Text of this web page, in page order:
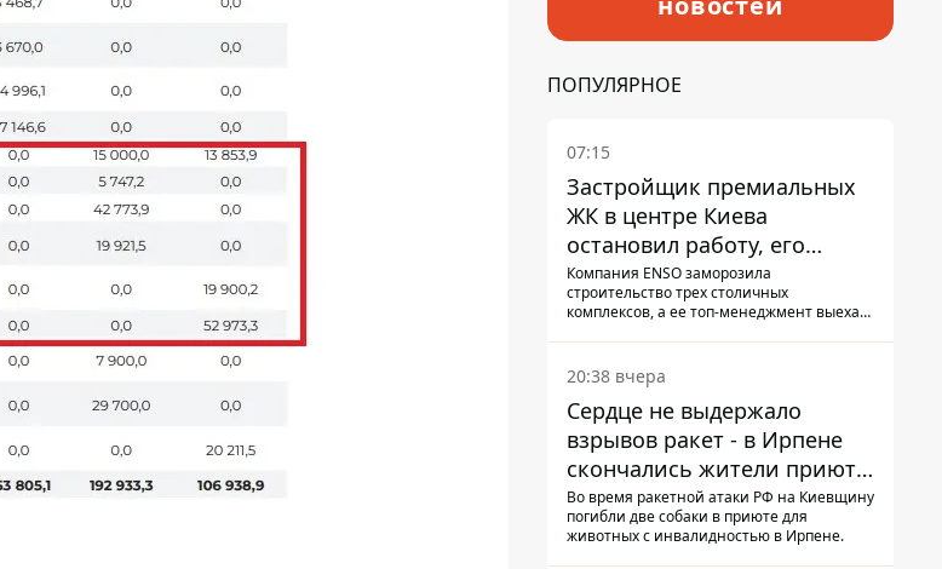
ПОПУЛЯРНОЕ
07:15
Застройщик премиальных
ЖК в центре Киева
остановил работу, его
руководители сбежали из
Украины - Bihus.info
Компания ENSO заморозила
строительство трех столичных
комплексов, а ее топ-менеджмент выехал
20:38 вчера
Сердце не выдержало
взрывов ракет - в Ирпене
скончались жители приюта
для собак с инвалидностью
Во время ракетной атаки РФ на Киевщину
погибли две собаки в приюте для
животных с инвалидностью в Ирпене.